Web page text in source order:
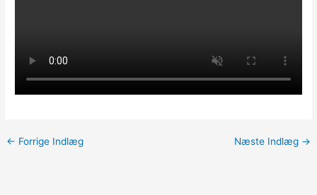
← Forrige Indlæg Næste Indlæg →